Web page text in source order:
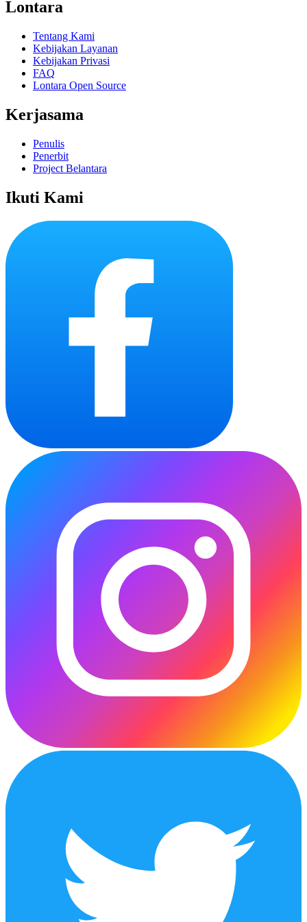
Lontara
Tentang Kami
Kebijakan Layanan
Kebijakan Privasi
FAQ
Lontara Open Source
Kerjasama
Penulis
Penerbit
Project Belantara
Ikuti Kami